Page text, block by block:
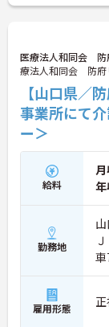
医療法人和同会 防
療法人和同会 防府
【山口県／
事業所にて
ー＞
給料
勤務地
雇用形態